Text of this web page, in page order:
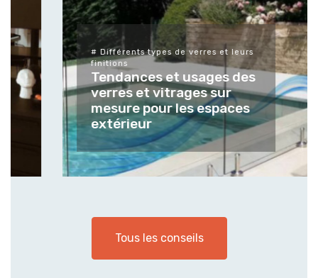
# Différents types de verres et leurs
finitions
Tendances et usages des
verres et vitrages sur
mesure pour les espaces
extérieur
Tous les conseils